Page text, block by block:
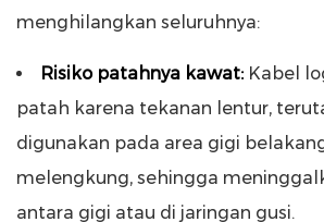
menghilangkan seluruhnya:
Risiko patahnya kawat: Kabel
patah karena tekanan lentur,
digunakan pada area gigi
melengkung, sehingga
antara gigi atau di jaringan gusi.